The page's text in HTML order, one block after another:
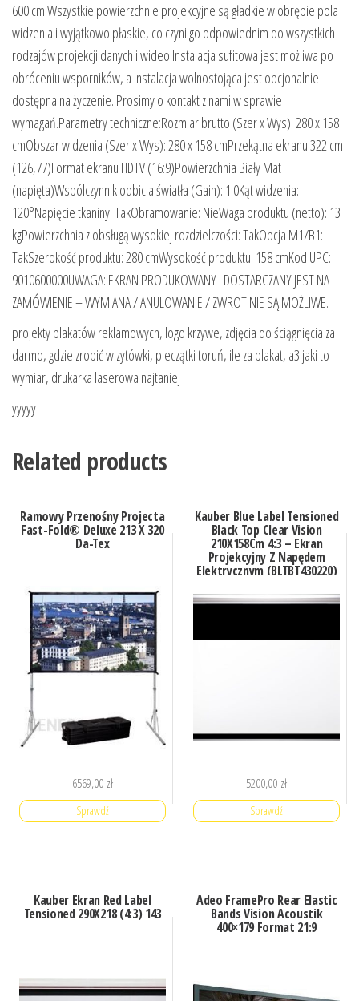
600 cm.Wszystkie powierzchnie projekcyjne są gładkie w obrębie pola
widzenia i wyjątkowo płaskie, co czyni go odpowiednim do wszystkich
rodzajów projekcji danych i wideo.Instalacja sufitowa jest możliwa po
obróceniu wsporników, a instalacja wolnostojąca jest opcjonalnie
dostępna na życzenie. Prosimy o kontakt z nami w sprawie
wymagań.Parametry techniczne:Rozmiar brutto (Szer x Wys): 280 x 158
cmObszar widzenia (Szer x Wys): 280 x 158 cmPrzekątna ekranu 322 cm
(126,77)Format ekranu HDTV (16:9)Powierzchnia Biały Mat
(napięta)Wspólczynnik odbicia światła (Gain): 1.0Kąt widzenia:
120°Napięcie tkaniny: TakObramowanie: NieWaga produktu (netto): 13
kgPowierzchnia z obsługą wysokiej rozdzielczości: TakOpcja M1/B1:
TakSzerokość produktu: 280 cmWysokość produktu: 158 cmKod UPC:
9010600000UWAGA: EKRAN PRODUKOWANY I DOSTARCZANY JEST NA
ZAMÓWIENIE – WYMIANA / ANULOWANIE / ZWROT NIE SĄ MOŻLIWE.
projekty plakatów reklamowych, logo krzywe, zdjęcia do ściągnięcia za
darmo, gdzie zrobić wizytówki, pieczątki toruń, ile za plakat, a3 jaki to
wymiar, drukarka laserowa najtaniej
yyyyy
Related products
Ramowy Przenośny Projecta
Fast-Fold® Deluxe 213 X 320
Da-Tex
6569,00 zł
Sprawdź
Kauber Blue Label Tensioned
Black Top Clear Vision
210X158Cm 4:3 – Ekran
Projekcyjny Z Napędem
Elektrycznym (BLTBT430220)
5200,00 zł
Sprawdź
Kauber Ekran Red Label
Tensioned 290X218 (4:3) 143
Adeo FramePro Rear Elastic
Bands Vision Acoustik
400×179 Format 21:9